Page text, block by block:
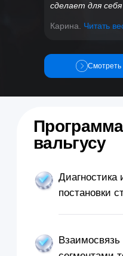
сделает для
Карина. Читать
Смотреть
суставов стопы
«косточкой» (hallux
Упражнения для
заданий клиентам
Способы наработки
практических навыков
усвоения материала